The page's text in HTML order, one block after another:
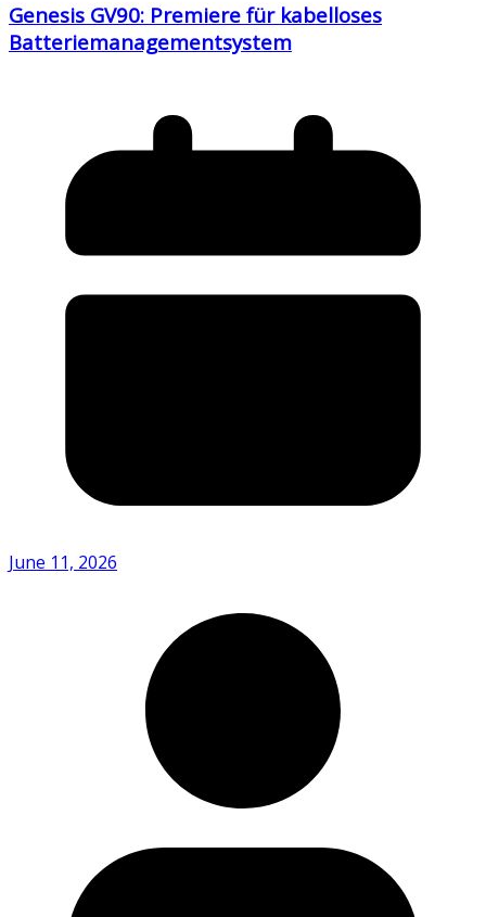
Genesis GV90: Premiere für kabelloses
Batteriemanagementsystem
June 11, 2026